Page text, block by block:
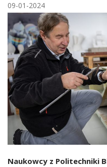
09-01-2024
Naukowcy z Politechniki